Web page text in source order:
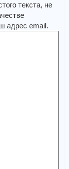
текста, не
адрес email.